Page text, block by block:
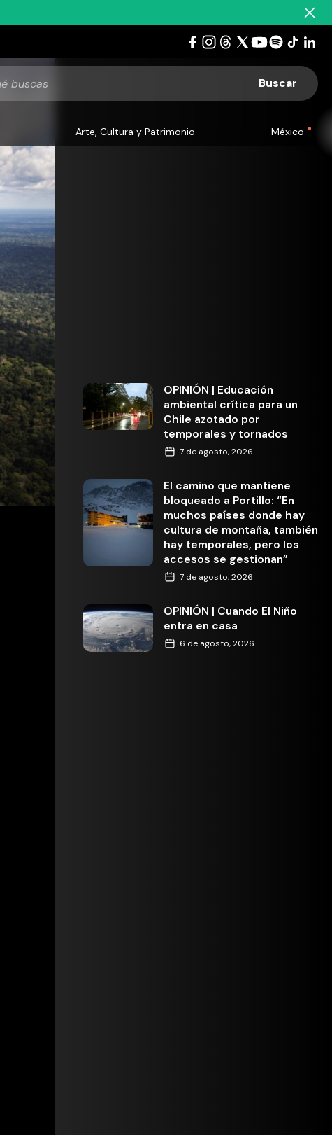
Arte, Cultura y Patrimonio México
OPINIÓN | Educación
ambiental crítica para un
Chile azotado por
temporales y tornados
7 de agosto, 2026
El camino que mantiene
bloqueado a Portillo: “En
muchos países donde hay
cultura de montaña, también
hay temporales, pero los
accesos se gestionan”
7 de agosto, 2026
OPINIÓN | Cuando El Niño
entra en casa
6 de agosto, 2026